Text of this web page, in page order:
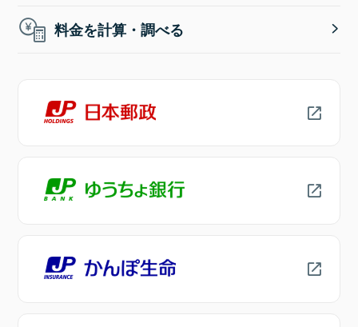
料金を計算・調べる